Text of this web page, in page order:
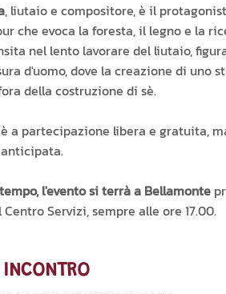
, liutaio e compositore, è il
che evoca la foresta, il legno e la
nel lento lavorare del liutaio,
d'uomo, dove la creazione di uno
della costruzione di sè.
a partecipazione libera e gratuita,
anticipata.
l'evento si terrà a Bellamonte
Centro Servizi, sempre alle ore 17.00.